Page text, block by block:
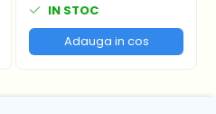
IN STOC
Adauga in cos